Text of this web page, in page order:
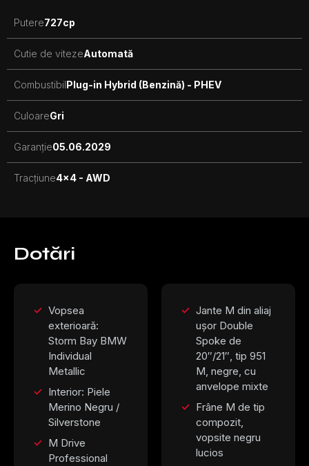
Putere727cp
Cutie de vitezeAutomată
CombustibilPlug-in Hybrid (Benzină) - PHEV
CuloareGri
Garanție05.06.2029
Tracțiune4x4 - AWD
Dotări
Vopsea
exterioară:
Storm Bay BMW
Individual
Metallic
Interior: Piele
Merino Negru /
Silverstone
M Drive
Professional
Jante M din aliaj
ușor Double
Spoke de
20″/21″, tip 951
M, negre, cu
anvelope mixte
Frâne M de tip
compozit,
vopsite negru
lucios